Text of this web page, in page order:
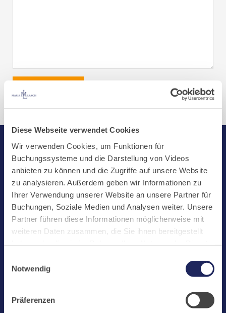
Diese Webseite verwendet Cookies
Wir verwenden Cookies, um Funktionen für
Buchungssysteme und die Darstellung von Videos
anbieten zu können und die Zugriffe auf unsere Website
zu analysieren. Außerdem geben wir Informationen zu
Ihrer Verwendung unserer Website an unsere Partner für
Buchungen, Soziale Medien und Analysen weiter. Unsere
Partner führen diese Informationen möglicherweise mit
weiteren Daten zusammen, die Sie ihnen bereitgestellt
challenges.cloudflare.com: Wir verwenden das online
Buchungssystem MEWS in unserem Hotel und unserem
übermittelt. Cookies von eu5.bookingkit.de: Wir
Notwendig
Präferenzen
Start
Aktuelles
Kloster
Klosterbetriebe
Spenden
Laacher See